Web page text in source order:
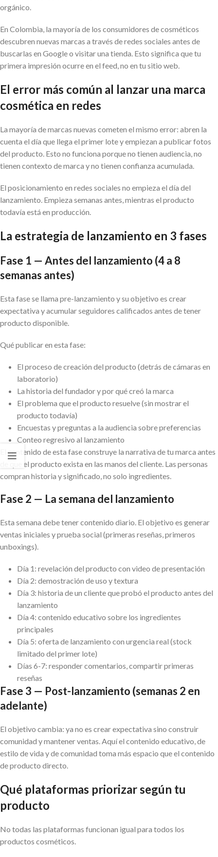
orgánico.
En Colombia, la mayoría de los consumidores de cosméticos
descubren nuevas marcas a través de redes sociales antes de
buscarlas en Google o visitar una tienda. Esto significa que tu
primera impresión ocurre en el feed, no en tu sitio web.
El error más común al lanzar una marca
cosmética en redes
La mayoría de marcas nuevas cometen el mismo error: abren la
cuenta el día que llega el primer lote y empiezan a publicar fotos
del producto. Esto no funciona porque no tienen audiencia, no
tienen contexto de marca y no tienen confianza acumulada.
El posicionamiento en redes sociales no empieza el día del
lanzamiento. Empieza semanas antes, mientras el producto
todavía está en producción.
La estrategia de lanzamiento en 3 fases
Fase 1 — Antes del lanzamiento (4 a 8
semanas antes)
Esta fase se llama pre-lanzamiento y su objetivo es crear
expectativa y acumular seguidores calificados antes de tener
producto disponible.
Qué publicar en esta fase:
El proceso de creación del producto (detrás de cámaras en
laboratorio)
La historia del fundador y por qué creó la marca
El problema que el producto resuelve (sin mostrar el
producto todavía)
Encuestas y preguntas a la audiencia sobre preferencias
Conteo regresivo al lanzamiento
El contenido de esta fase construye la narrativa de tu marca antes
de que el producto exista en las manos del cliente. Las personas
compran historia y significado, no solo ingredientes.
Fase 2 — La semana del lanzamiento
Esta semana debe tener contenido diario. El objetivo es generar
ventas iniciales y prueba social (primeras reseñas, primeros
unboxings).
Día 1: revelación del producto con video de presentación
Día 2: demostración de uso y textura
Día 3: historia de un cliente que probó el producto antes del
lanzamiento
Día 4: contenido educativo sobre los ingredientes
principales
Día 5: oferta de lanzamiento con urgencia real (stock
limitado del primer lote)
Días 6-7: responder comentarios, compartir primeras
reseñas
Fase 3 — Post-lanzamiento (semanas 2 en
adelante)
El objetivo cambia: ya no es crear expectativa sino construir
comunidad y mantener ventas. Aquí el contenido educativo, de
estilo de vida y de comunidad toma más espacio que el contenido
de producto directo.
Qué plataformas priorizar según tu
producto
No todas las plataformas funcionan igual para todos los
productos cosméticos.